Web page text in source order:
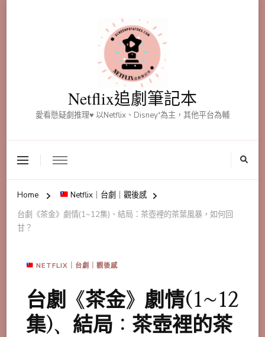
Netflix追劇筆記本
愛看懸疑劇推理♥ 以Netflix、Disney⁺為主，其他平台為輔
Home
Netflix｜台劇｜觀後感
台劇《茶金》劇情(1~12集)、結局：茶壺裡的茶葉風暴，如何回
甘？
NETFLIX｜台劇｜觀後感
台劇《茶金》劇情(1~12
集)、結局：茶壺裡的茶